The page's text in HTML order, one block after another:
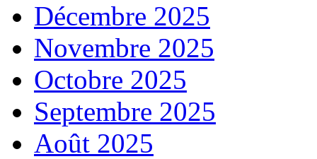
Décembre 2025
Novembre 2025
Octobre 2025
Septembre 2025
Août 2025